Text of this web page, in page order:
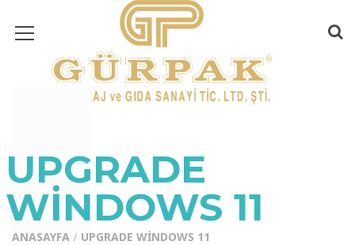
UPGRADE
WINDOWS 11
ANASAYFA UPGRADE WINDOWS 11